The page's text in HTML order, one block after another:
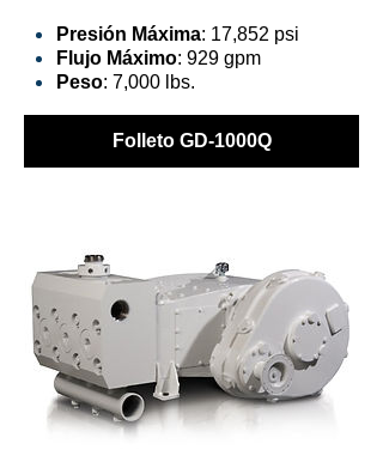
Presión Máxima: 17,852 psi
Flujo Máximo: 929 gpm
Peso: 7,000 lbs.
Folleto GD-1000Q